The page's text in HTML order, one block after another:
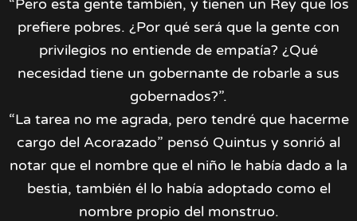
“Pero esta gente también, y tienen un Rey que los
prefiere pobres. ¿Por qué será que la gente con
privilegios no entiende de empatía? ¿Qué
necesidad tiene un gobernante de robarle a sus
gobernados?”.
“La tarea no me agrada, pero tendré que hacerme
cargo del Acorazado” pensó Quintus y sonrió al
notar que el nombre que el niño le había dado a la
bestia, también él lo había adoptado como el
nombre propio del monstruo.